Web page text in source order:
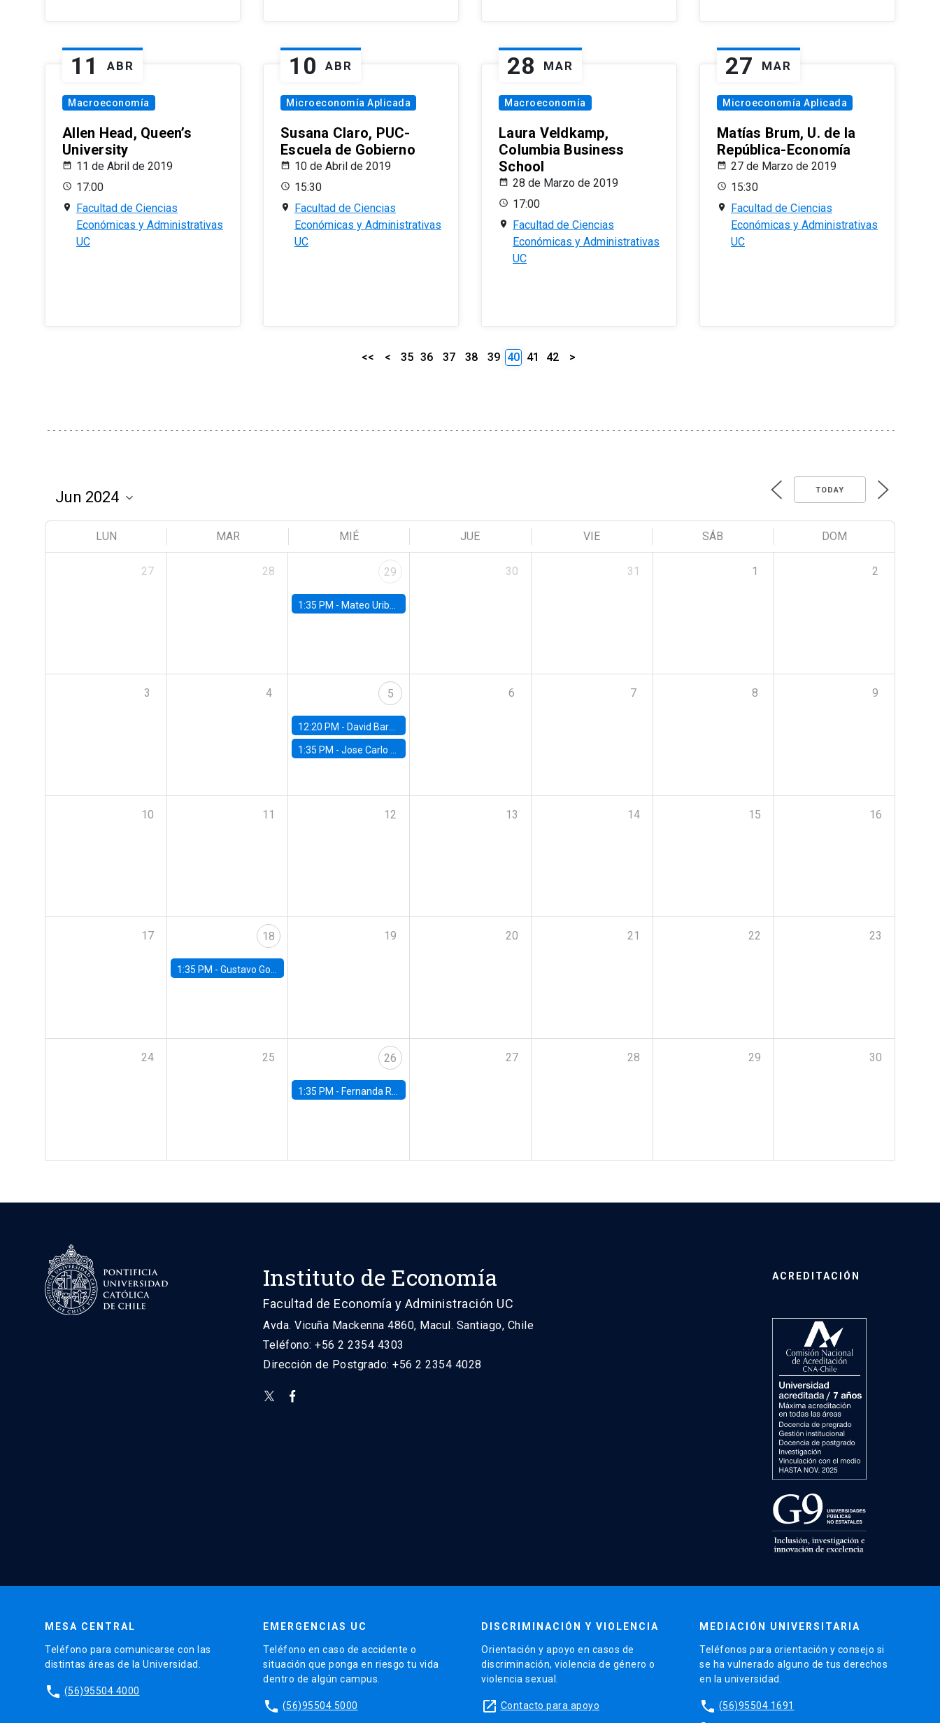
11 ABR
Macroeconomía
Allen Head, Queen’s
University
11 de Abril de 2019
17:00
Facultad de Ciencias
Económicas y Administrativas
UC
10 ABR
Microeconomía Aplicada
Susana Claro, PUC-
Escuela de Gobierno
10 de Abril de 2019
15:30
Facultad de Ciencias
Económicas y Administrativas
UC
28 MAR
Macroeconomía
Laura Veldkamp,
Columbia Business
School
28 de Marzo de 2019
17:00
Facultad de Ciencias
Económicas y Administrativas
UC
27 MAR
Microeconomía Aplicada
Matías Brum, U. de la
República-Economía
27 de Marzo de 2019
15:30
Facultad de Ciencias
Económicas y Administrativas
UC
<< < 35 36 37 38 39 40 41 42 >
TODAY
LUN MAR MIÉ JUE VIE SÁB DOM
27 28 29
1:35 PM - Mateo Uribe-Castro, Universidad de los Andes (Colombia)
30 31 1 2
3 4 5
12:20 PM - David Bardey, Universidad de los Andes - CEDE
1:35 PM -Jose Carlo Bermudez, UC (ME) & World Bank
6 7 8 9
10 11 12 13 14 15 16
17 18
1:35 PM - Gustavo González, Banco Central de Chile
19 20 21 22 23
24 25 26
1:35 PM - Fernanda Rojas Ampuero, University of Wisconsin-Madison
27 28 29 30
Instituto de Economía
Facultad de Economía y Administración UC
Avda. Vicuña Mackenna 4860, Macul. Santiago, Chile
Teléfono: +56 2 2354 4303
Dirección de Postgrado: +56 2 2354 4028
ACREDITACIÓN
MESA CENTRAL
Teléfono para comunicarse con las
distintas áreas de la Universidad.
phone (56)95504 4000
EMERGENCIAS UC
Teléfono en caso de accidente o
situación que ponga en riesgo tu vida
dentro de algún campus.
phone (56)95504 5000
DISCRIMINACIÓN Y VIOLENCIA
Orientación y apoyo en casos de
discriminación, violencia de género o
violencia sexual.
launch Contacto para apoyo
MEDIACIÓN UNIVERSITARIA
Teléfonos para orientación y consejo si
se ha vulnerado alguno de tus derechos
en la universidad.
phone (56)95504 1691